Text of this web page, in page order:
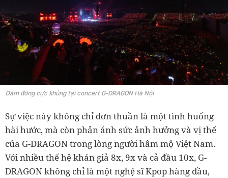
Đám đông cực khủng tại concert G-DRAGON Hà Nội
Sự việc này không chỉ đơn thuần là một tình huống
hài hước, mà còn phản ánh sức ảnh hưởng và vị thế
của G-DRAGON trong lòng người hâm mộ Việt Nam.
Với nhiều thế hệ khán giả 8x, 9x và cả đầu 10x, G-
DRAGON không chỉ là một nghệ sĩ Kpop hàng đầu,